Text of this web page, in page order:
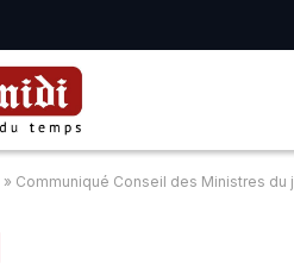
» Communiqué Conseil des Ministres du